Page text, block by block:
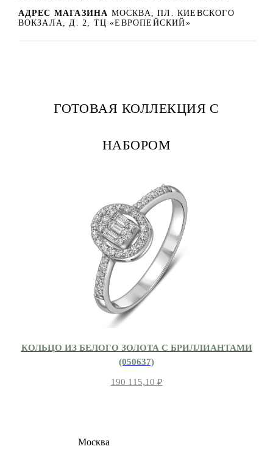
АДРЕС МАГАЗИНА МОСКВА, ПЛ. КИЕВСКОГО
ВОКЗАЛА, Д. 2, ТЦ «ЕВРОПЕЙСКИЙ»
ГОТОВАЯ КОЛЛЕКЦИЯ С
НАБОРОМ
КОЛЬЦО ИЗ БЕЛОГО ЗОЛОТА С БРИЛЛИАНТАМИ
(050637)
190 115,10 ₽
Москва